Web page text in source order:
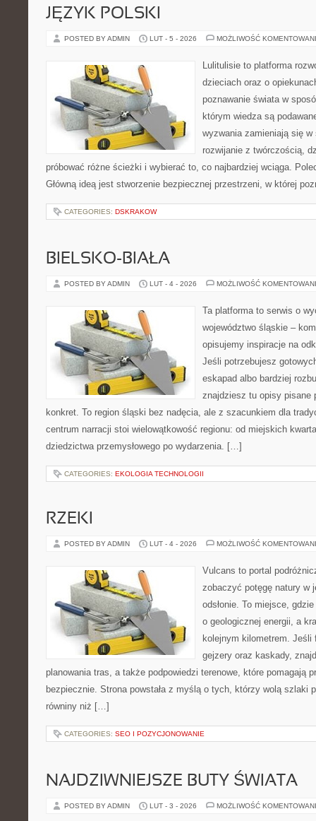
JĘZYK POLSKI
POSTED BY ADMIN LUT - 5 - 2026 MOŻLIWOŚĆ
Lulitulisie to platforma
dzieciach oraz o
poznawanie świata w
którym wiedza są
wyzwania zamieniają się
rozwijanie z twórczością,
próbować różne ścieżki i wybierać to, co najbardziej wciąga.
Główną ideą jest stworzenie bezpiecznej przestrzeni, w której
CATEGORIES: DSKRAKOW
BIELSKO-BIAŁA
POSTED BY ADMIN LUT - 4 - 2026 MOŻLIWOŚĆ
Ta platforma to serwis o
województwo śląskie –
opisujemy inspiracje na
Jeśli potrzebujesz
eskapad albo bardziej
znajdziesz tu opisy pisane
konkret. To region śląski bez nadęcia, ale z szacunkiem dla
centrum narracji stoi wielowątkowość regionu: od miejskich
dziedzictwa przemysłowego po wydarzenia. […]
CATEGORIES: EKOLOGIA TECHNOLOGII
RZEKI
POSTED BY ADMIN LUT - 4 - 2026 MOŻLIWOŚĆ
Vulcans to portal
zobaczyć potęgę natury w
odsłonie. To miejsce,
o geologicznej energii, a
kolejnym kilometrem. Jeśli
gejzery oraz kaskady,
planowania tras, a także podpowiedzi terenowe, które pomagają
bezpiecznie. Strona powstała z myślą o tych, którzy wolą szlaki
równiny niż […]
CATEGORIES: SEO I POZYCJONOWANIE
NAJDZIWNIEJSZE BUTY ŚWIATA
POSTED BY ADMIN LUT - 3 - 2026 MOŻLIWOŚĆ